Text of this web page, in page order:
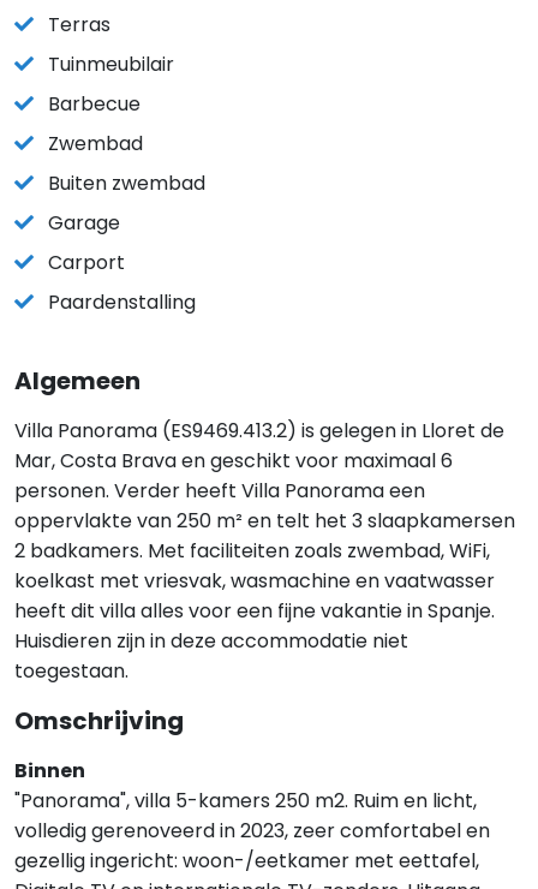
Terras
Tuinmeubilair
Barbecue
Zwembad
Buiten zwembad
Garage
Carport
Paardenstalling
Algemeen
Villa Panorama (ES9469.413.2) is gelegen in Lloret de
Mar, Costa Brava en geschikt voor maximaal 6
personen. Verder heeft Villa Panorama een
oppervlakte van 250 m² en telt het 3 slaapkamersen
2 badkamers. Met faciliteiten zoals zwembad, WiFi,
koelkast met vriesvak, wasmachine en vaatwasser
heeft dit villa alles voor een fijne vakantie in Spanje.
Huisdieren zijn in deze accommodatie niet
toegestaan.
Omschrijving
Binnen
"Panorama", villa 5-kamers 250 m2. Ruim en licht,
volledig gerenoveerd in 2023, zeer comfortabel en
gezellig ingericht: woon-/eetkamer met eettafel,